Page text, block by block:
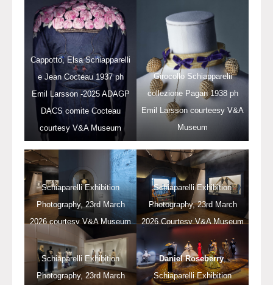
Cappotto, Elsa Schiapparelli
e Jean Cocteau 1937 ph
Emil Larsson -2025 ADAGP
DACS comite Cocteau
courtesy V&A Museum
Girocollo Schiapparelii
collezione Pagan 1938 ph
Emil Larsson courteesy V&A
Museum
Schiaparelli Exhibition
Photography, 23rd March
2026 courtesy V&A Museum
Schiaparelli Exhibition
Photography, 23rd March
2026 Courtesy V&A Museum
Schiaparelli Exhibition
Photography, 23rd March
Daniel Roseberry,
Schiaparelli Exhibition